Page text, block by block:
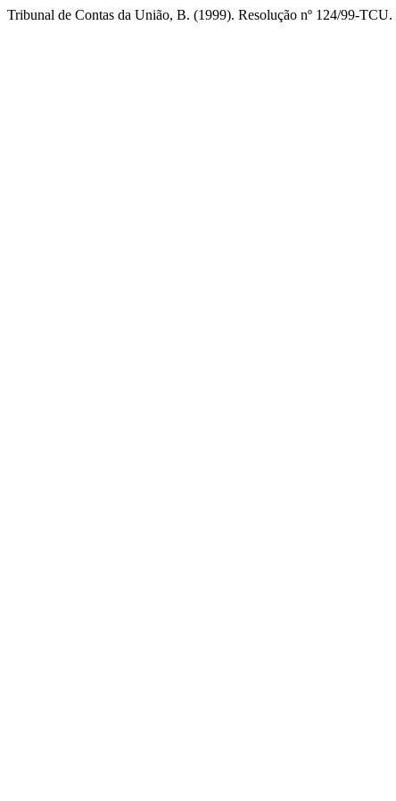
Tribunal de Contas da União, B. (1999). Resolução nº 124/99-TCU.